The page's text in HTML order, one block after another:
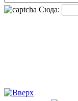
Сюда: